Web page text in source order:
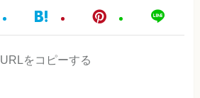
URLをコピーする